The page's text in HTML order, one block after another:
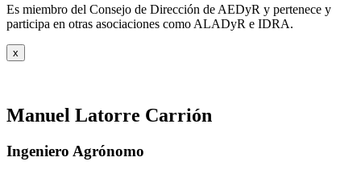
Es miembro del Consejo de Dirección de AEDyR y pertenece y
participa en otras asociaciones como ALADyR e IDRA.
x
Manuel Latorre Carrión
Ingeniero Agrónomo